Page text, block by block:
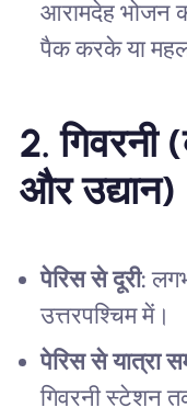
आरामदेह भोजन
पैक करके या
2. गिवरनी
और उद्यान)
पेरिस से दूरी:
उत्तरपश्चिम में।
पेरिस से यात्रा
गिवरनी स्टेशन